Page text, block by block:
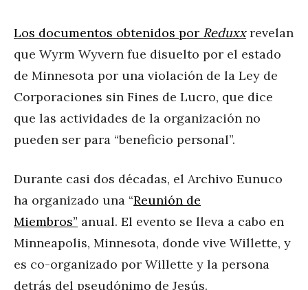
Los documentos obtenidos por Reduxxrevelan
que Wyrm Wyvern fue disuelto por el estado
de Minnesota por una violación de la Ley de
Corporaciones sin Fines de Lucro, que dice
que las actividades de la organización no
pueden ser para “beneficio personal”.
Durante casi dos décadas, el Archivo Eunuco
ha organizado una “Reunión de
Miembros” anual. El evento se lleva a cabo en
Minneapolis, Minnesota, donde vive Willette, y
es co-organizado por Willette y la persona
detrás del pseudónimo de Jesús.